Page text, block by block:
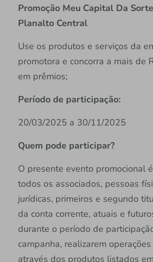
Promoção Meu Capital Da
Planalto Central
Use os produtos e serviços da
promotora e concorra a mais de
em prêmios;
Período de participação:
20/03/2025 a 30/11/2025
Quem pode participar?
O presente evento promocional
todos os associados, pessoas
jurídicas, primeiros e segundo
da conta corrente, atuais e
durante o período de
campanha, realizarem
através dos produtos listados em